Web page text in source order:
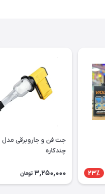
23٪
چندکاره
3,250,000 تومان